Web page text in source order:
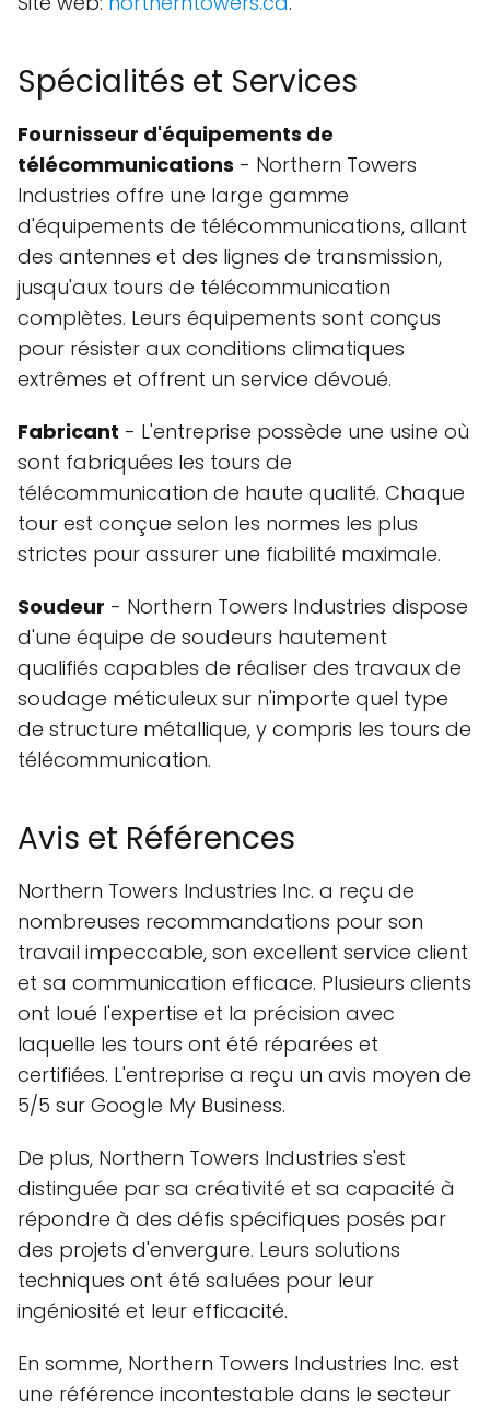
Spécialités et Services
Fournisseur d'équipements de
télécommunications - Northern Towers
Industries offre une large gamme
d'équipements de télécommunications, allant
des antennes et des lignes de transmission,
jusqu'aux tours de télécommunication
complètes. Leurs équipements sont conçus
pour résister aux conditions climatiques
extrêmes et offrent un service dévoué.
Fabricant - L'entreprise possède une usine où
sont fabriquées les tours de
télécommunication de haute qualité. Chaque
tour est conçue selon les normes les plus
strictes pour assurer une fiabilité maximale.
Soudeur - Northern Towers Industries dispose
d'une équipe de soudeurs hautement
qualifiés capables de réaliser des travaux de
soudage méticuleux sur n'importe quel type
de structure métallique, y compris les tours de
télécommunication.
Avis et Références
Northern Towers Industries Inc. a reçu de
nombreuses recommandations pour son
travail impeccable, son excellent service client
et sa communication efficace. Plusieurs clients
ont loué l'expertise et la précision avec
laquelle les tours ont été réparées et
certifiées. L'entreprise a reçu un avis moyen de
5/5 sur Google My Business.
De plus, Northern Towers Industries s'est
distinguée par sa créativité et sa capacité à
répondre à des défis spécifiques posés par
des projets d'envergure. Leurs solutions
techniques ont été saluées pour leur
ingéniosité et leur efficacité.
En somme, Northern Towers Industries Inc. est
une référence incontestable dans le secteur